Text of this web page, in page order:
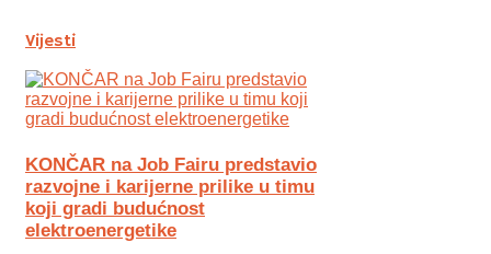
Vijesti
KONČAR na Job Fairu predstavio
razvojne i karijerne prilike u timu
koji gradi budućnost
elektroenergetike